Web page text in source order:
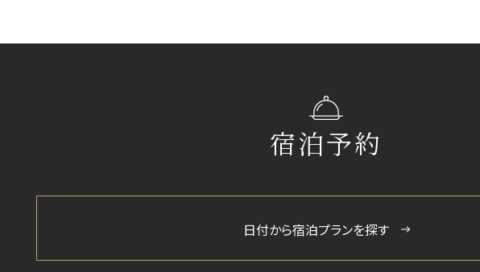
宿泊予約
日付から宿泊プランを探す